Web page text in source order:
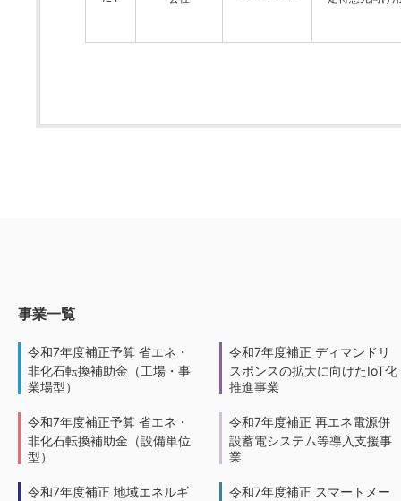
事業一覧
令和7年度補正予算 省エネ・
非化石転換補助金（工場・事
業場型）
令和7年度補正予算 省エネ・
非化石転換補助金（設備単位
型）
令和7年度補正 地域エネルギ
令和7年度補正 ディマンドリ
スポンスの拡大に向けたIoT化
推進事業
令和7年度補正 再エネ電源併
設蓄電システム等導入支援事
業
令和7年度補正 スマートメー